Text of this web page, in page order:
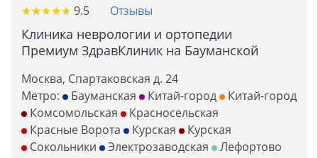
★★★★★
★★★★★ 9.5 Отзывы
Клиника неврологии и ортопедии
Премиум ЗдравКлиник на Бауманской
Москва, Спартаковская д. 24
Метро:
Бауманская Китай-город
Китай-город
Комсомольская
Красносельская
Красные Ворота
Курская
Курская
Сокольники
Электрозаводская
Лефортово